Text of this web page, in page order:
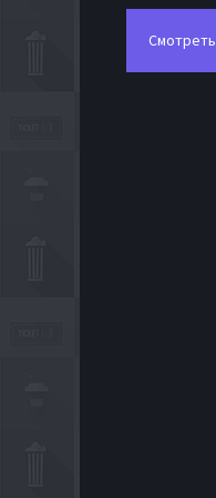
Смотреть